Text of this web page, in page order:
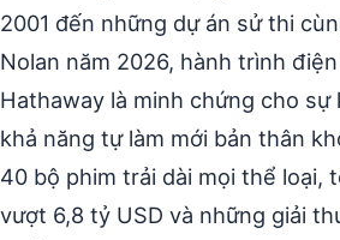
2001 đến những dự án sử thi
Nolan năm 2026, hành trình
Hathaway là minh chứng cho sự
khả năng tự làm mới bản thân
40 bộ phim trải dài mọi thể loại,
vượt 6,8 tỷ USD và những giải